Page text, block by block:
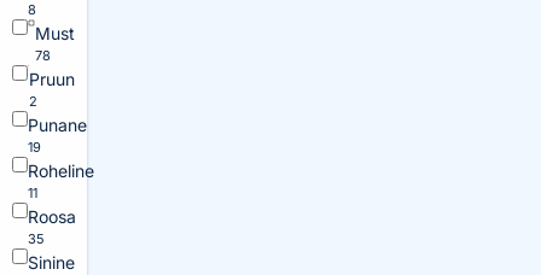
8
Must
78
Pruun
2
Punane
19
Roheline
11
Roosa
35
Sinine